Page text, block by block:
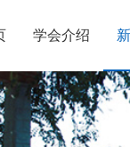
学会介绍